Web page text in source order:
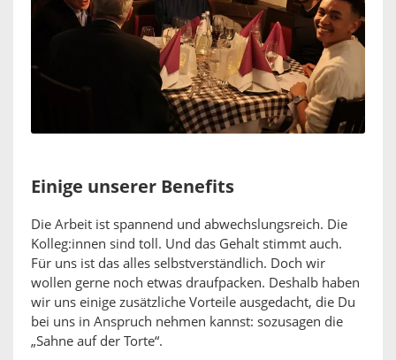
Einige unserer Benefits
Die Arbeit ist spannend und abwechslungsreich. Die
Kolleg:innen sind toll. Und das Gehalt stimmt auch.
Für uns ist das alles selbstverständlich. Doch wir
wollen gerne noch etwas draufpacken. Deshalb haben
wir uns einige zusätzliche Vorteile ausgedacht, die Du
bei uns in Anspruch nehmen kannst: sozusagen die
„Sahne auf der Torte“.